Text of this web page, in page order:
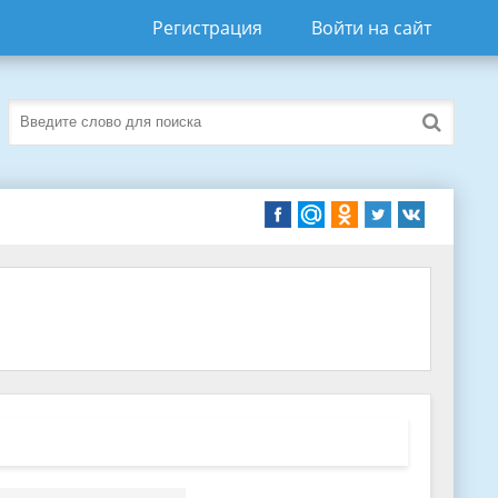
Регистрация Войти на сайт